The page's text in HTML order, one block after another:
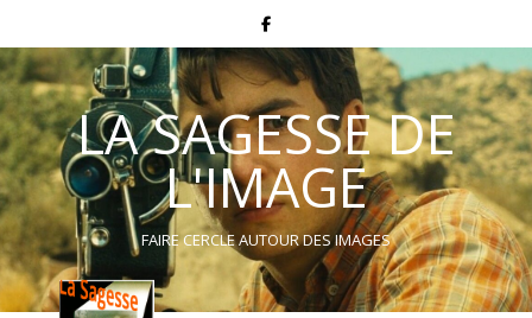
LA SAGESSE DE
L'IMAGE
FAIRE CERCLE AUTOUR DES IMAGES